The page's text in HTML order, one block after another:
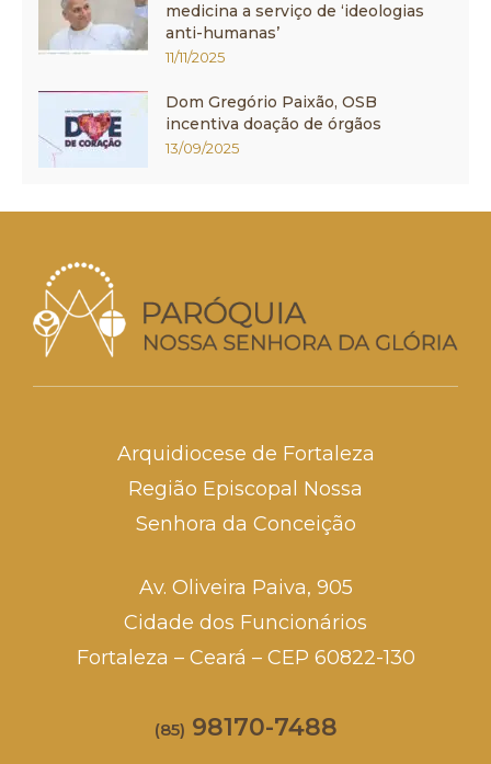
medicina a serviço de ‘ideologias
anti-humanas’
11/11/2025
Dom Gregório Paixão, OSB
incentiva doação de órgãos
13/09/2025
Arquidiocese de Fortaleza
Região Episcopal Nossa
Senhora da Conceição
Av. Oliveira Paiva, 905
Cidade dos Funcionários
Fortaleza – Ceará – CEP 60822-130
(85) 98170-7488